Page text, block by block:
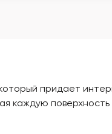
придает
каждую поверхность